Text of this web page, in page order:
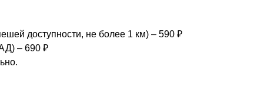
доступности, не более 1 км) – 590 ₽
– 690 ₽